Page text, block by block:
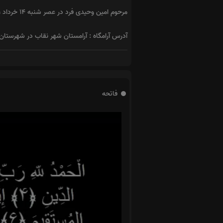
مرحوم امین وحیدی فرد در عصر شنبه 14 خرداد 1401 به همراه همسرشان مرحومه فریبا فروزان‌پور در حادثه تصادف به رحمت خدا شتافتند.
آدرس آرامگاه : آرامستان شهر نقاب در
فاتحه